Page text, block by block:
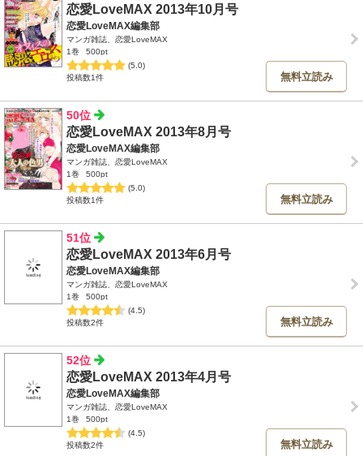
恋愛LoveMAX 2013年10月号
恋愛LoveMAX編集部
マンガ雑誌、恋愛LoveMAX
1巻
500pt
(5.0)
投稿数1件
無料立読み
50位
恋愛LoveMAX 2013年8月号
恋愛LoveMAX編集部
マンガ雑誌、恋愛LoveMAX
1巻
500pt
(5.0)
投稿数1件
無料立読み
51位
恋愛LoveMAX 2013年6月号
恋愛LoveMAX編集部
マンガ雑誌、恋愛LoveMAX
1巻
500pt
(4.5)
投稿数2件
無料立読み
52位
恋愛LoveMAX 2013年4月号
恋愛LoveMAX編集部
マンガ雑誌、恋愛LoveMAX
1巻
500pt
(4.5)
投稿数2件
無料立読み